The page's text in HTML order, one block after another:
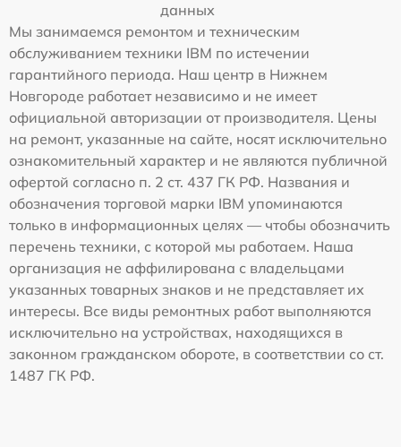
данных
Мы занимаемся ремонтом и техническим
обслуживанием техники IBM по истечении
гарантийного периода. Наш центр в Нижнем
Новгороде работает независимо и не имеет
официальной авторизации от производителя. Цены
на ремонт, указанные на сайте, носят исключительно
ознакомительный характер и не являются публичной
офертой согласно п. 2 ст. 437 ГК РФ. Названия и
обозначения торговой марки IBM упоминаются
только в информационных целях — чтобы обозначить
перечень техники, с которой мы работаем. Наша
организация не аффилирована с владельцами
указанных товарных знаков и не представляет их
интересы. Все виды ремонтных работ выполняются
исключительно на устройствах, находящихся в
законном гражданском обороте, в соответствии со ст.
1487 ГК РФ.